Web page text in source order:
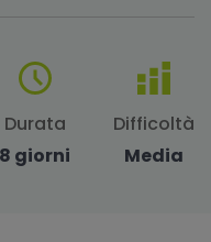
Durata
8 giorni
Difficoltà
Media